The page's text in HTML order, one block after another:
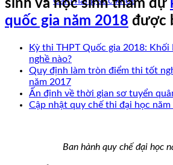
sinh và học sinh tham dự
quốc gia năm 2018 được
Kỳ thi THPT Quốc gia 2018: Khối
nghề nào?
Quy định làm tròn điểm thi tốt
năm 2017
Ấn định về thời gian sơ tuyển
Cập nhật quy chế thi đại học năm
Ban hành quy chế đại học